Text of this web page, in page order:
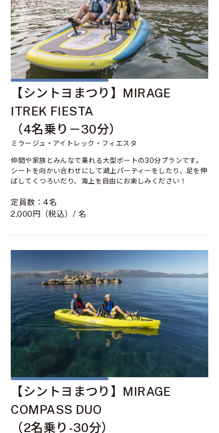
【シントヨまつり】MIRAGE
ITREK FIESTA
（4名乗り－30分）
ミラージュ・アイトレック・フィエスタ
仲間や家族とみんなで乗れる大型ボートの30分プランです。
シートを向かい合わせにして湖上パーティーをしたり、足を伸
ばしてくつろいだり、海上を自由にお楽しみください！
定員数：4名
2,000円（税込）/ 名
【シントヨまつり】MIRAGE
COMPASS DUO
（2名乗り-30分）